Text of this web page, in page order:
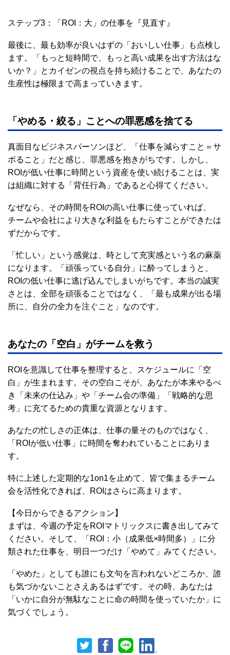
ステップ3：「ROI：大」の仕事を『見直す』
最後に、最も効率が良いはずの「おいしい仕事」も点検し
ます。「もっと短時間で、もっと高い成果を出す方法はな
いか？」とカイゼンの視点を持ち続けることで、あなたの
生産性は極限まで高まっていきます。
「やめる・絞る」ことへの罪悪感を捨てる
真面目なビジネスパーソンほど、「仕事を減らすこと＝サ
ボること」だと感じ、罪悪感を抱きがちです。しかし、
ROIが低い仕事に時間という資産を使い続けることは、実
は組織に対する「背任行為」であると心得てください。
なぜなら、その時間をROIの高い仕事に使っていれば、
チームや会社により大きな利益をもたらすことができたは
ずだからです。
「忙しい」という感覚は、時として充実感という名の麻薬
になります。「頑張っている自分」に酔ってしまうと、
ROIの低い仕事に逃げ込んでしまいがちです。本当の誠実
さとは、全部を頑張ることではなく、「最も成果が出る場
所に、自分の全力を注ぐこと」なのです。
あなたの「空白」がチームを救う
ROIを意識して仕事を整理すると、スケジュールに「空
白」が生まれます。その空白こそが、あなたが本来やるべ
き「未来の仕込み」や「チーム会の準備」「戦略的な思
考」に充てるための貴重な資源となります。
あなたの忙しさの正体は、仕事の量そのものではなく、
「ROIが低い仕事」に時間を奪われていることにありま
す。
特に上述した定期的な1on1を止めて、皆で集まるチーム
会を活性化できれば、ROIはさらに高まります。
【今日からできるアクション】
まずは、今週の予定をROIマトリックスに書き出してみて
ください。そして、「ROI：小（成果低×時間多）」に分
類された仕事を、明日一つだけ「やめて」みてください。
「やめた」としても誰にも文句を言われないどころか、誰
も気づかないことさえあるはずです。その時、あなたは
「いかに自分が無駄なことに命の時間を使っていたか」に
気づくでしょう。